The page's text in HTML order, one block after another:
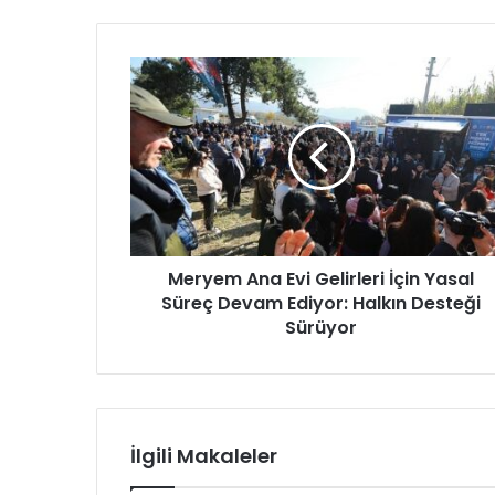
M
e
r
e
m
A
n
a
e
l
e
Meryem Ana Evi Gelirleri İçin Yasal
Süreç Devam Ediyor: Halkın Desteği
Sürüyor
İlgili Makaleler